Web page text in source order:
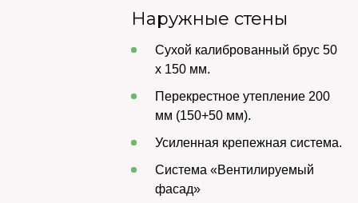
Наружные стены
Сухой калиброванный брус 50
х 150 мм.
Перекрестное утепление 200
мм (150+50 мм).
Усиленная крепежная система.
Система «Вентилируемый
фасад»